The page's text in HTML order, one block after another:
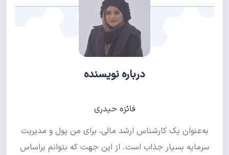
درباره نویسنده
فائزه حیدری
به‌عنوان یک کارشناس ارشد مالی، برای من پول و مدیریت
سرمایه بسیار جذاب است. از این جهت که بتوانم براساس